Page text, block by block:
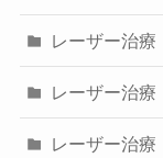
レーザー治療
レーザー治療
レーザー治療